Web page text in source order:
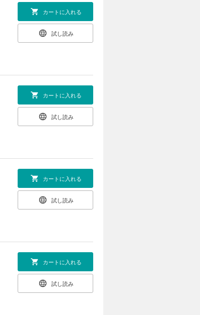
カートに入れる
試し読み
カートに入れる
試し読み
カートに入れる
試し読み
カートに入れる
試し読み